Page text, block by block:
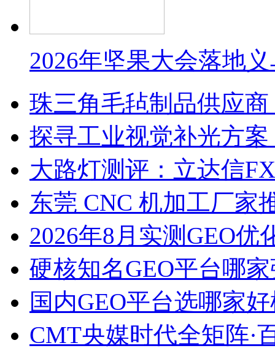
2026年坚果大会落地
珠三角毛毡制品供应
探寻工业视觉补光方
大路灯测评：立达信
东莞 CNC 机加工厂家
2026年8月实测GEO优
硬核知名GEO平台哪
国内GEO平台选哪家
CMT央媒时代全矩阵·